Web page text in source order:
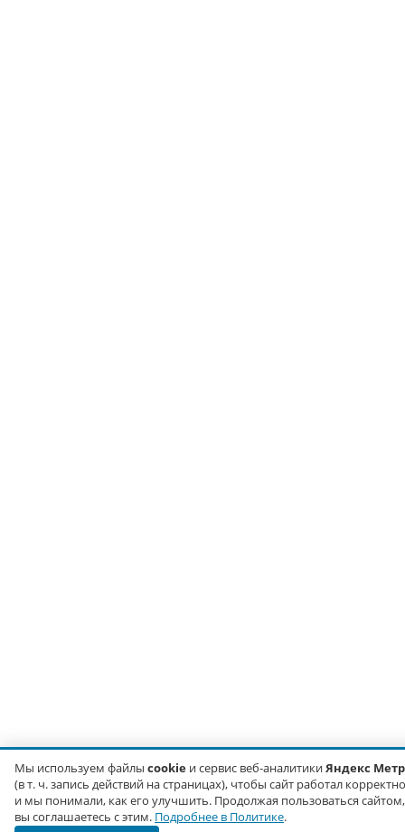
Мы используем файлы cookie и сервис веб-аналитикиЯндекс
(в т. ч. запись действий на страницах), чтобы сайт работал корректно
и мы понимали, как его улучшить. Продолжая пользоваться сайтом,
вы соглашаетесь с этим. Подробнее в Политике.